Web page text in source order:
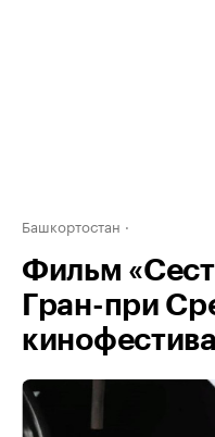
Башкортостан
Фильм
Гран-при